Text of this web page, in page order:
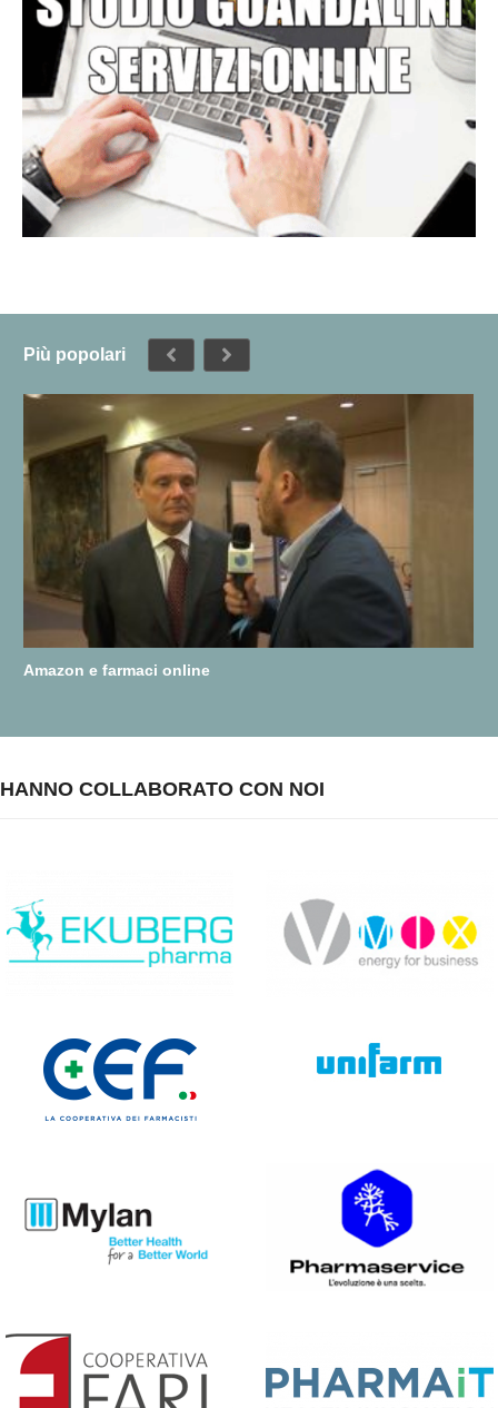
Più popolari
Amazon e farmaci online
HANNO COLLABORATO CON NOI